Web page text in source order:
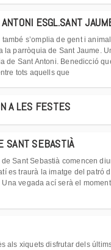
ESGL.SANT
s’omplia de gent i
la parròquia de Sant Jaume.
de Sant Antoni. Benedicció
tots aquells que
A LES FESTES
SANT SEBASTIÀ
Sant Sebastià comencen
es traurà la imatge del patró
Una vegada ací serà el
als xiquets disfrutar dels